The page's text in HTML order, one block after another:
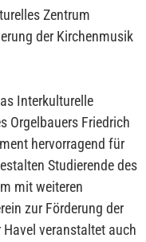
Zentrum
der Kirchenmusik
Interkulturelle
Orgelbauers Friedrich
hervorragend für
Studierende des
mit weiteren
zur Förderung der
veranstaltet auch